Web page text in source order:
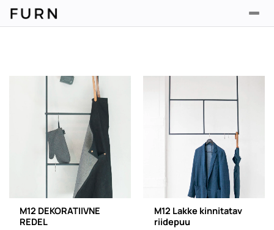
M12 DEKORATIIVNE
REDEL
M12 Lakke kinnitatav
riidepuu